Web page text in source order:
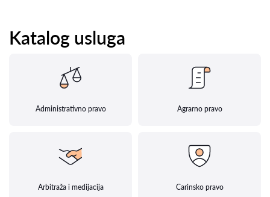
Katalog usluga
Administrativno pravo Agrarno pravo
Arbitraža i medijacija Carinsko pravo